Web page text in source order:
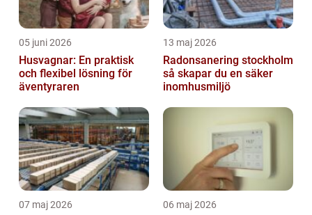
05 juni 2026
Husvagnar: En praktisk
och flexibel lösning för
äventyraren
13 maj 2026
Radonsanering stockholm
så skapar du en säker
inomhusmiljö
07 maj 2026 06 maj 2026